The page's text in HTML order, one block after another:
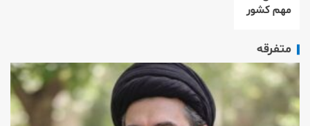
مهم کشور
متفرقه